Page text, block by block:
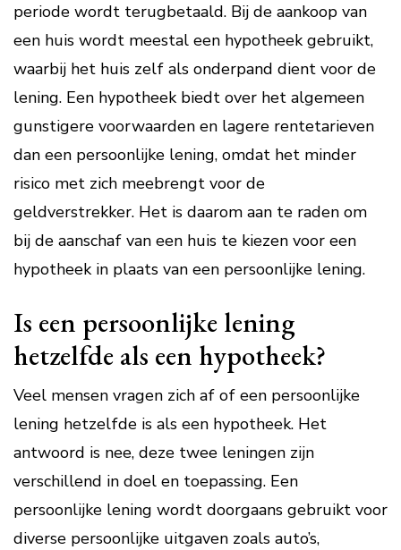
periode wordt terugbetaald. Bij de aankoop van
een huis wordt meestal een hypotheek gebruikt,
waarbij het huis zelf als onderpand dient voor de
lening. Een hypotheek biedt over het algemeen
gunstigere voorwaarden en lagere rentetarieven
dan een persoonlijke lening, omdat het minder
risico met zich meebrengt voor de
geldverstrekker. Het is daarom aan te raden om
bij de aanschaf van een huis te kiezen voor een
hypotheek in plaats van een persoonlijke lening.
Is een persoonlijke lening
hetzelfde als een hypotheek?
Veel mensen vragen zich af of een persoonlijke
lening hetzelfde is als een hypotheek. Het
antwoord is nee, deze twee leningen zijn
verschillend in doel en toepassing. Een
persoonlijke lening wordt doorgaans gebruikt voor
diverse persoonlijke uitgaven zoals auto’s,